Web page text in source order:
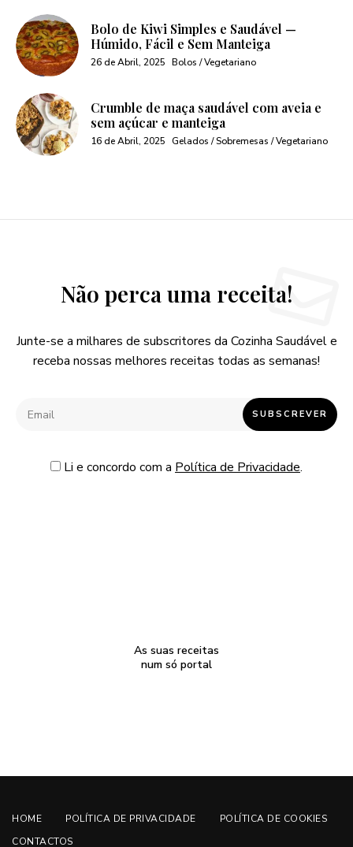
Bolo de Kiwi Simples e Saudável —
Húmido, Fácil e Sem Manteiga
26 de Abril, 2025 Bolos / Vegetariano
Crumble de maça saudável com aveia e
sem açúcar e manteiga
16 de Abril, 2025 Gelados / Sobremesas / Vegetariano
Não perca uma receita!
Junte-se a milhares de subscritores da Cozinha Saudável e
receba nossas melhores receitas todas as semanas!
Li e concordo com a Política de Privacidade.
As suas receitas
num só portal
HOME POLÍTICA DE PRIVACIDADE
POLÍTICA DE COOKIES
CONTACTOS